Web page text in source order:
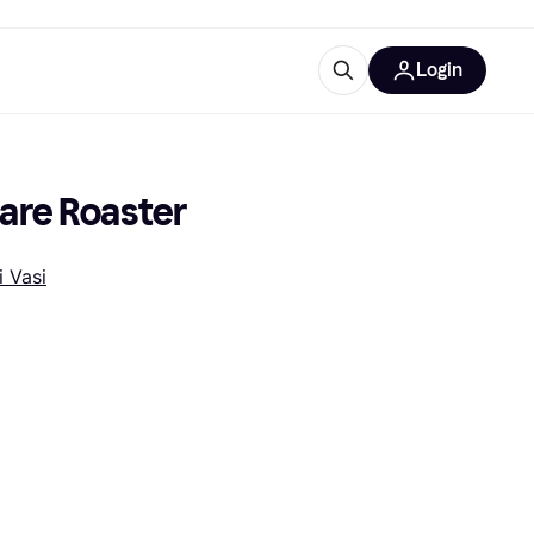
Login
Roaster
Vasi